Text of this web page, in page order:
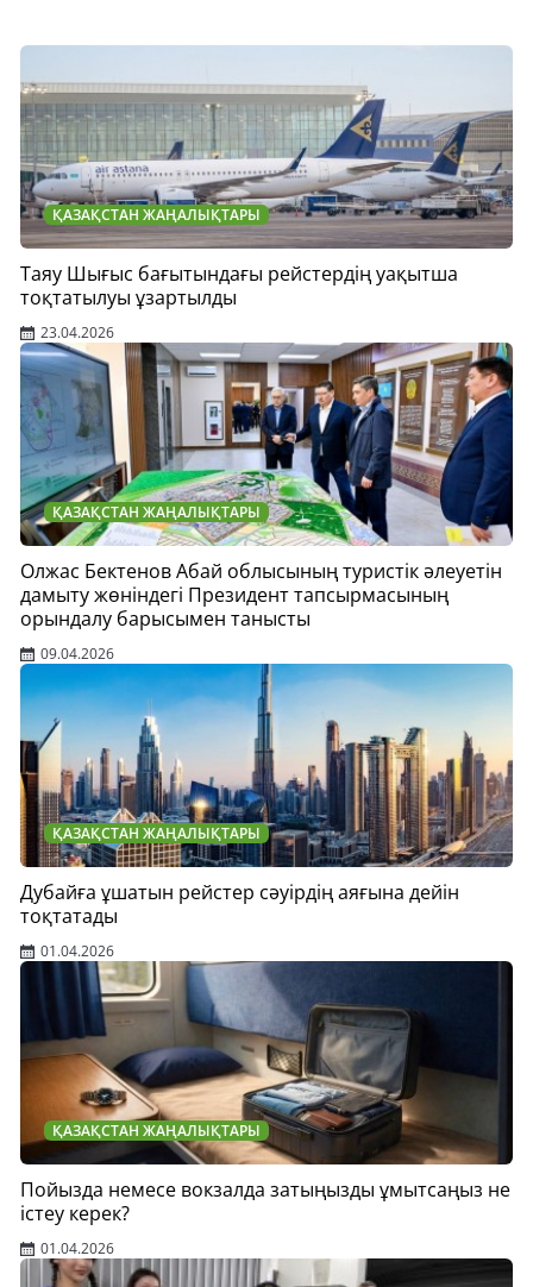
ҚАЗАҚСТАН ЖАҢАЛЫҚТАРЫ
Таяу Шығыс бағытындағы рейстердің уақытша
тоқтатылуы ұзартылды
23.04.2026
ҚАЗАҚСТАН ЖАҢАЛЫҚТАРЫ
Олжас Бектенов Абай облысының туристік әлеуетін
дамыту жөніндегі Президент тапсырмасының
орындалу барысымен танысты
09.04.2026
ҚАЗАҚСТАН ЖАҢАЛЫҚТАРЫ
Дубайға ұшатын рейстер сәуірдің аяғына дейін
тоқтатады
01.04.2026
ҚАЗАҚСТАН ЖАҢАЛЫҚТАРЫ
Пойызда немесе вокзалда затыңызды ұмытсаңыз не
істеу керек?
01.04.2026